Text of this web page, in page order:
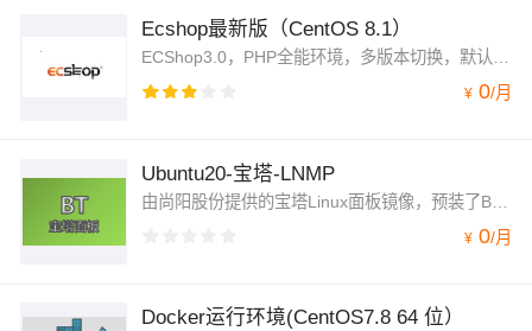
Ecshop最新版（CentOS 8.1）
¥ 0/月
Ubuntu20-宝塔-LNMP
由尚阳股份提供的宝塔Linux面板镜像，预装了BT7.0，LAMP/LNMP等其他组件，可在云服务器上一键部署。宝塔BT面板是非常优秀的PHP集成环境管理工具，可以让用户轻松选择Apache/Nginx，MySQL，PHP等不同版本安装与切换
¥ 0/月
Docker运行环境(CentOS7.8 64 位）